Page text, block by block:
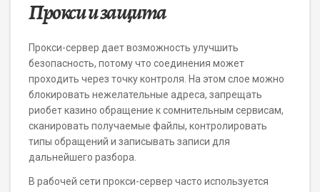
Прокси и защита
Прокси-сервер дает возможность улучшить
безопасность, потому что соединения может
проходить через точку контроля. На этом слое можно
блокировать нежелательные адреса, запрещать
риобет казино обращение к сомнительным сервисам,
сканировать получаемые файлы, контролировать
типы обращений и записывать записи для
дальнейшего разбора.
В рабочей сети прокси-сервер часто используется